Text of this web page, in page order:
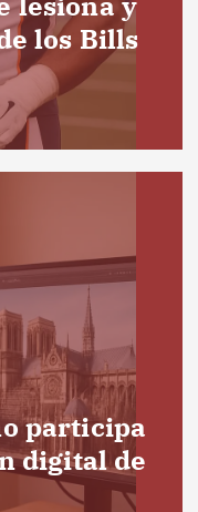
los Bills
participa
digital de